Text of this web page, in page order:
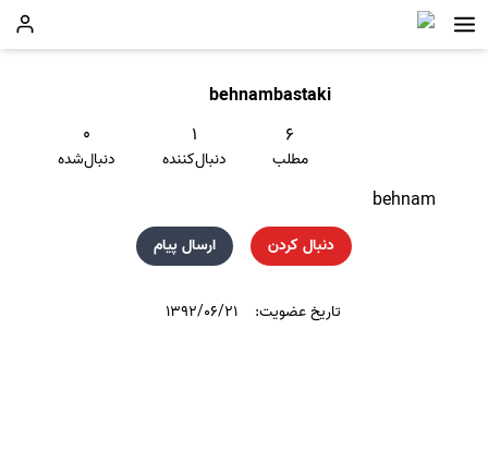
behnambastaki
۶
مطلب
۱
دنبال‌کننده
۰
دنبال‌شده
behnam
دنبال کردن ارسال پیام
تاریخ عضویت: ۱۳۹۲/۰۶/۲۱